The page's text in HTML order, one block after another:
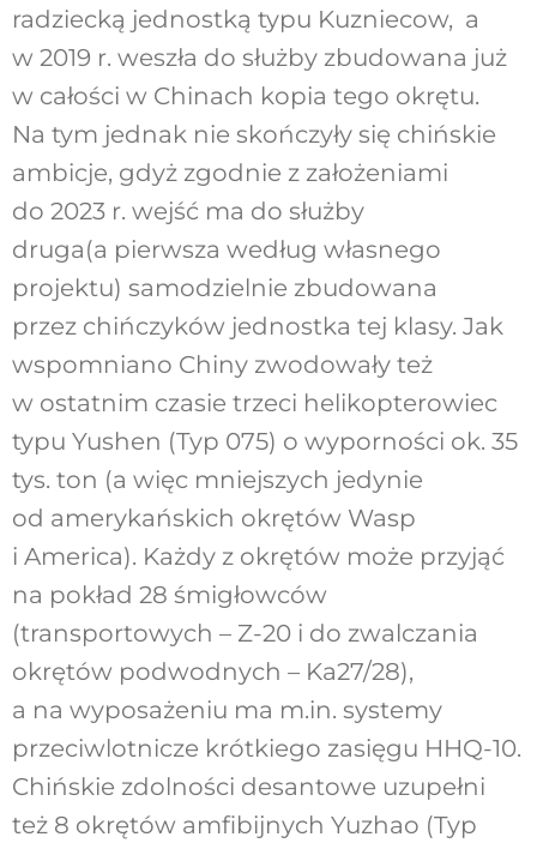
radziecką jednostką typu Kuzniecow, a
w 2019 r. weszła do służby zbudowana już
w całości w Chinach kopia tego okrętu.
Na tym jednak nie skończyły się chińskie
ambicje, gdyż zgodnie z założeniami
do 2023 r. wejść ma do służby
druga(a pierwsza według własnego
projektu) samodzielnie zbudowana
przez chińczyków jednostka tej klasy. Jak
wspomniano Chiny zwodowały też
w ostatnim czasie trzeci helikopterowiec
typu Yushen (Typ 075) o wyporności ok. 35
tys. ton (a więc mniejszych jedynie
od amerykańskich okrętów Wasp
i America). Każdy z okrętów może przyjąć
na pokład 28 śmigłowców
(transportowych – Z-20 i do zwalczania
okrętów podwodnych – Ka27/28),
a na wyposażeniu ma m.in. systemy
przeciwlotnicze krótkiego zasięgu HHQ-10.
Chińskie zdolności desantowe uzupełni
też 8 okrętów amfibijnych Yuzhao (Typ